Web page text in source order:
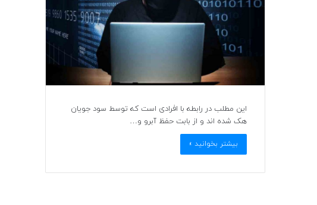
این مطلب در رابطه با افرادی است که توسط سود جویان
هک شده اند و از بابت حفظ آبرو و…
بیشتر بخوانید »